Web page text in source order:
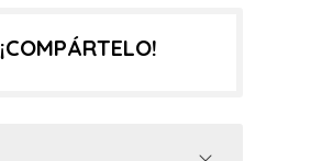
¡COMPÁRTELO!